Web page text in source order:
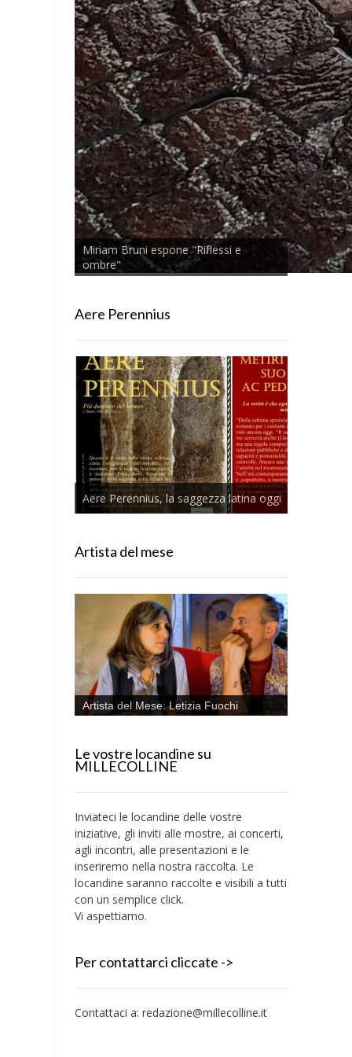
Miriam Bruni espone "Riflessi e
ombre"
Aere Perennius
Aere Perennius, la saggezza latina oggi
Artista del mese
Artista del Mese: Letizia Fuochi
Le vostre locandine su
MILLECOLLINE
Inviateci le locandine delle vostre
iniziative, gli inviti alle mostre, ai concerti,
agli incontri, alle presentazioni e le
inseriremo nella nostra raccolta. Le
locandine saranno raccolte e visibili a tutti
con un semplice click.
Vi aspettiamo.
Per contattarci cliccate ->
Contattaci a: redazione@millecolline.it